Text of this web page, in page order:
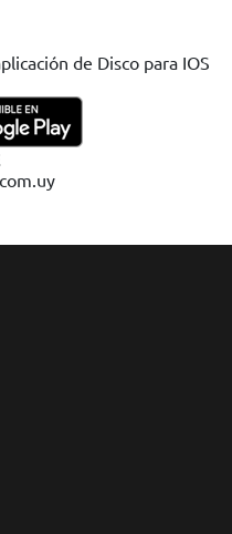
de Disco para IOS